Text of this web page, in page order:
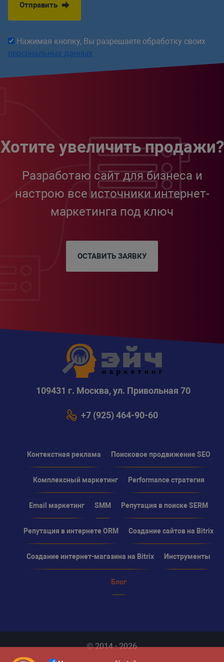
Отправить
Нажимая кнопку, Вы разрешаете обработку своих
персональных данных
Хотите увеличить продажи?
Разработаю сайт для бизнеса и
настрою все источники интернет-
маркетинга под ключ
ОСТАВИТЬ ЗАЯВКУ
109431 г. Москва, ул. Привольная 70
+7 (925) 464-90-60
Контекстная реклама Поисковое продвижение SEO
Комплексный маркетинг Performance стратегия
Email маркетинг SMM Репутация в поиске SERM
Репутация в интернете ORM Создание сайтов на Bitrix
Создание интернет-магазина на Bitrix Инструменты
Блог
© 2014 - 2026